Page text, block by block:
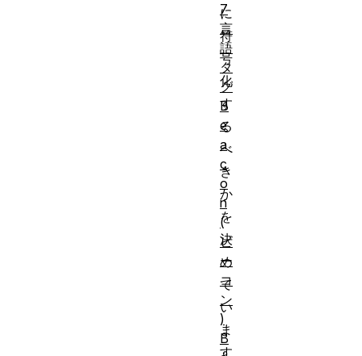
に
符
号
化
す
る
べ
き
か
を
決
め
て
い
ま
す
7
言
語
タ
グ
B
e
a
c
o
n
(
ビ
ー
コ
ン
)
B